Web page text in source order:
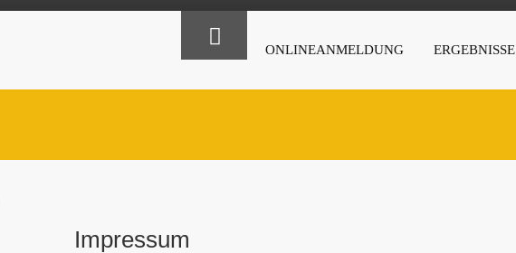
ONLINEANMELDUNG ERGEBNISSE
Impressum